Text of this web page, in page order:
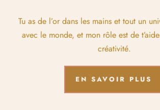
Tu as de l’or dans les mains et tout un
avec le monde, et mon rôle est de
créativité.
EN SAVOIR PLUS